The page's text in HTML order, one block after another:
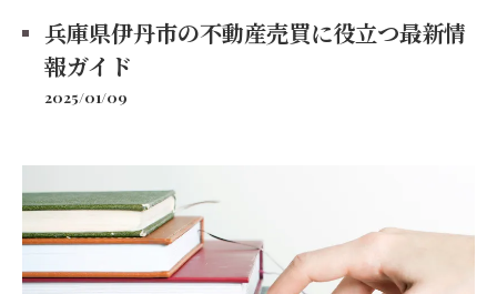
兵庫県伊丹市の不動産売買に役立つ最新情
報ガイド
2025/01/09